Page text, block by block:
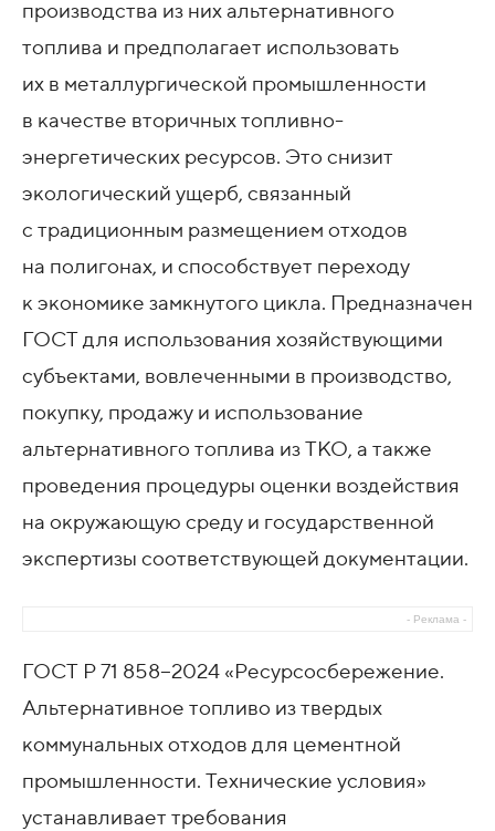
производства из них альтернативного
топлива и предполагает использовать
их в металлургической промышленности
в качестве вторичных топливно-
энергетических ресурсов. Это снизит
экологический ущерб, связанный
с традиционным размещением отходов
на полигонах, и способствует переходу
к экономике замкнутого цикла. Предназначен
ГОСТ для использования хозяйствующими
субъектами, вовлеченными в производство,
покупку, продажу и использование
альтернативного топлива из ТКО, а также
проведения процедуры оценки воздействия
на окружающую среду и государственной
экспертизы соответствующей документации.
- Реклама -
ГОСТ Р 71 858−2024 «Ресурсосбережение.
Альтернативное топливо из твердых
коммунальных отходов для цементной
промышленности. Технические условия»
устанавливает требования